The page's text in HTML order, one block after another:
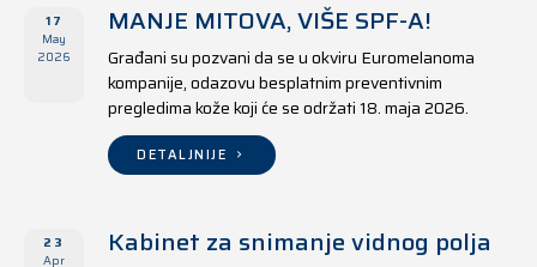
17
May
2026
MANJE MITOVA, VIŠE SPF-A!
Građani su pozvani da se u okviru Euromelanoma
kompanije, odazovu besplatnim preventivnim
pregledima kože koji će se održati 18. maja 2026.
godine u jedanaest opština širom Crne Gore, kako u
državnim tako i u privatnim zdravstvenim ustanovama.
DETALJNIJE
23
Apr
Kabinet za snimanje vidnog polja